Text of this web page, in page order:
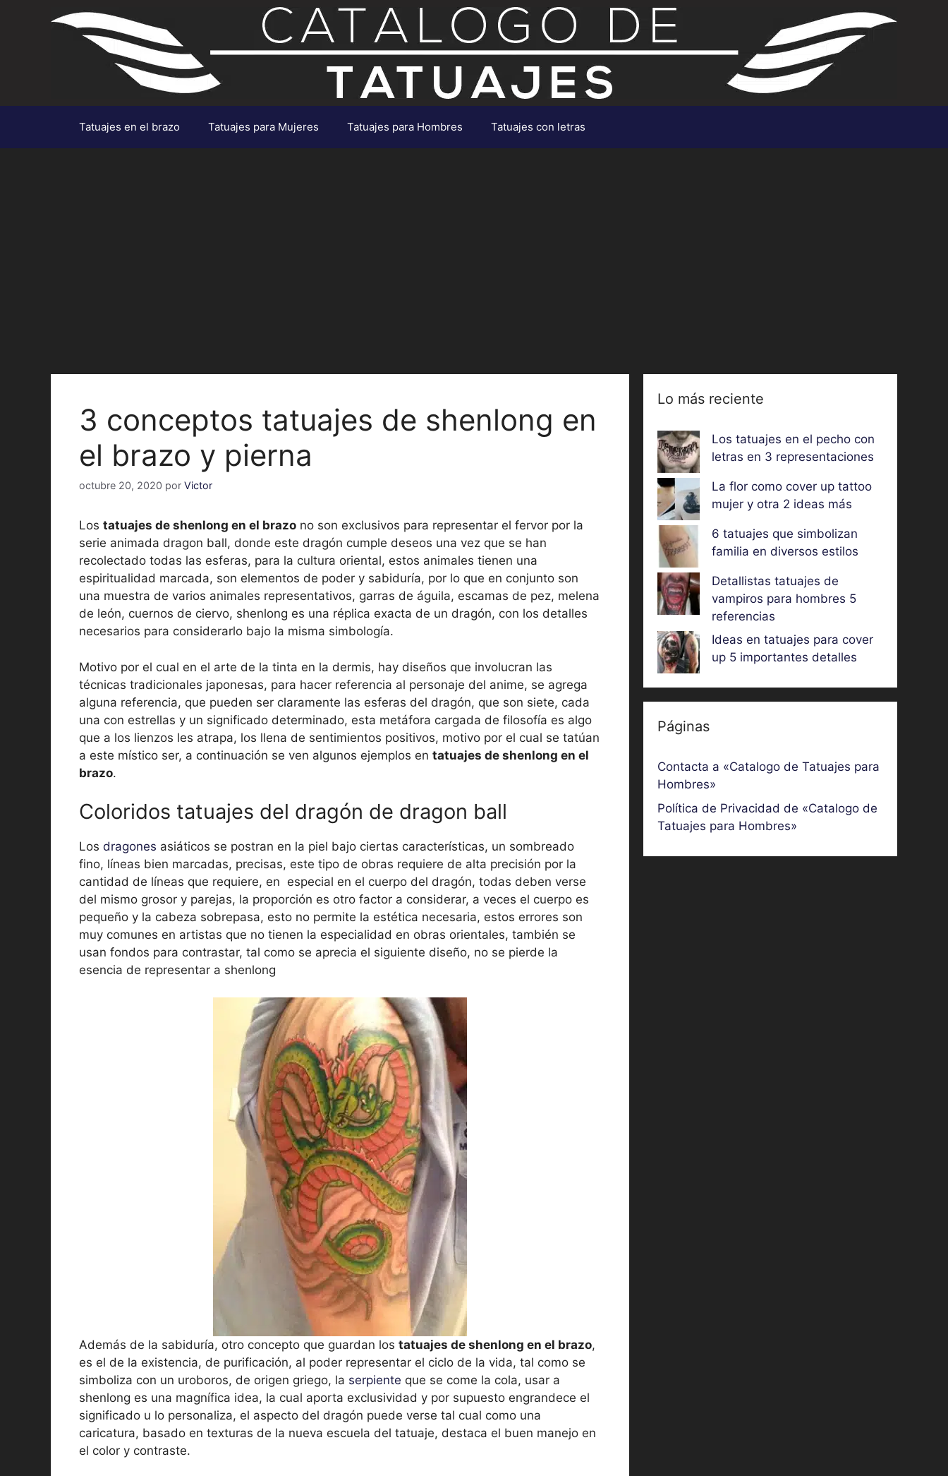
Tatuajes en el brazo Tatuajes para Mujeres Tatuajes para Hombres Tatuajes con letras
3 conceptos tatuajes de shenlong en
el brazo y pierna
octubre 20, 2020 por Victor
Los tatuajes de shenlong en el brazo no son exclusivos para representar el fervor por la
serie animada dragon ball, donde este dragón cumple deseos una vez que se han
recolectado todas las esferas, para la cultura oriental, estos animales tienen una
espiritualidad marcada, son elementos de poder y sabiduría, por lo que en conjunto son
una muestra de varios animales representativos, garras de águila, escamas de pez, melena
de león, cuernos de ciervo, shenlong es una réplica exacta de un dragón, con los detalles
necesarios para considerarlo bajo la misma simbología.
Motivo por el cual en el arte de la tinta en la dermis, hay diseños que involucran las
técnicas tradicionales japonesas, para hacer referencia al personaje del anime, se agrega
alguna referencia, que pueden ser claramente las esferas del dragón, que son siete, cada
una con estrellas y un significado determinado, esta metáfora cargada de filosofía es algo
que a los lienzos les atrapa, los llena de sentimientos positivos, motivo por el cual se tatúan
a este místico ser, a continuación se ven algunos ejemplos en tatuajes de shenlong en el
brazo.
Coloridos tatuajes del dragón de dragon ball
Los dragones asiáticos se postran en la piel bajo ciertas características, un sombreado
fino, líneas bien marcadas, precisas, este tipo de obras requiere de alta precisión por la
cantidad de líneas que requiere, en especial en el cuerpo del dragón, todas deben verse
del mismo grosor y parejas, la proporción es otro factor a considerar, a veces el cuerpo es
pequeño y la cabeza sobrepasa, esto no permite la estética necesaria, estos errores son
muy comunes en artistas que no tienen la especialidad en obras orientales, también se
usan fondos para contrastar, tal como se aprecia el siguiente diseño, no se pierde la
esencia de representar a shenlong
Además de la sabiduría, otro concepto que guardan los tatuajes de shenlong en el brazo,
es el de la existencia, de purificación, al poder representar el ciclo de la vida, tal como se
simboliza con un uroboros, de origen griego, la serpiente que se come la cola, usar a
shenlong es una magnífica idea, la cual aporta exclusividad y por supuesto engrandece el
significado u lo personaliza, el aspecto del dragón puede verse tal cual como una
caricatura, basado en texturas de la nueva escuela del tatuaje, destaca el buen manejo en
el color y contraste.
Lo más reciente
Los tatuajes en el pecho con
letras en 3 representaciones
La flor como cover up tattoo
mujer y otra 2 ideas más
6 tatuajes que simbolizan
familia en diversos estilos
Detallistas tatuajes de
vampiros para hombres 5
referencias
Ideas en tatuajes para cover
up 5 importantes detalles
Páginas
Contacta a «Catalogo de Tatuajes para
Hombres»
Política de Privacidad de «Catalogo de
Tatuajes para Hombres»